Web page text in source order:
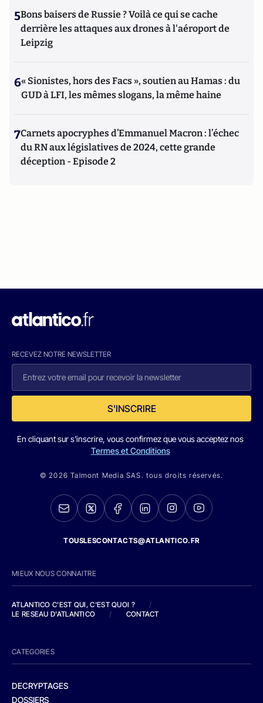
5Bons baisers de Russie ? Voilà ce qui se cache
derrière les attaques aux drones à l'aéroport de
Leipzig
6« Sionistes, hors des Facs », soutien au Hamas : du
GUD à LFI, les mêmes slogans, la même haine
7Carnets apocryphes d’Emmanuel Macron : l’échec
du RN aux législatives de 2024, cette grande
déception - Episode 2
RECEVEZ NOTRE NEWSLETTER
S'INSCRIRE
En cliquant sur s'inscrire, vous confirmez que vous acceptez nos
Termes et Conditions
© 2026 Talmont Media SAS. tous droits réservés.
TOUSLESCONTACTS@ATLANTICO.FR
MIEUX NOUS CONNAITRE
ATLANTICO C'EST QUI, C'EST QUOI ?
/
LE RESEAU D'ATLANTICO
/ CONTACT
CATEGORIES
DECRYPTAGES
DOSSIERS